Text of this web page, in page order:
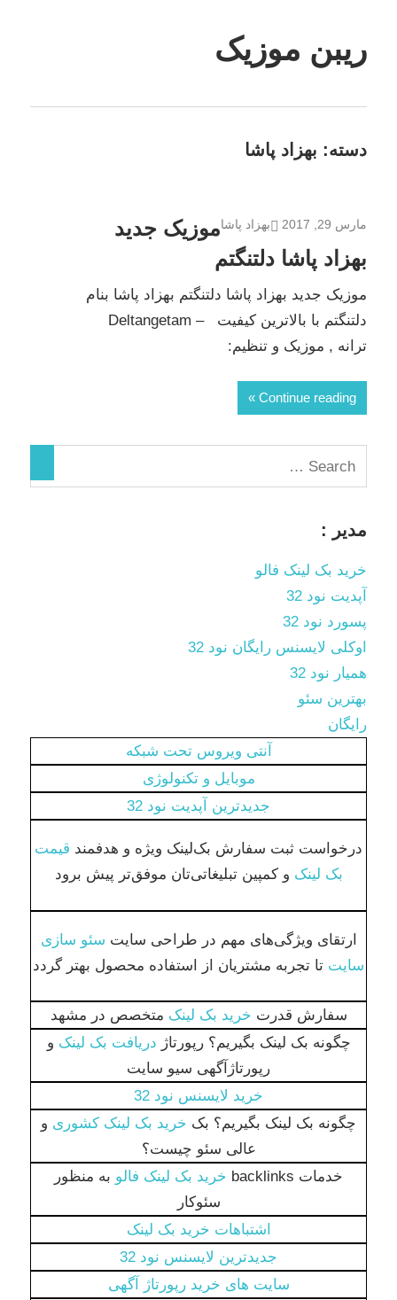
content
ریبن موزیک
mp3
دسته: بهزاد پاشا
مارس 29, 2017 بهزاد پاشاموزیک جدید
بهزاد پاشا دلتنگتم
موزیک جدید بهزاد پاشا دلتنگتم بهزاد پاشا بنام
دلتنگتم با بالاترین کیفیت – Deltangetam
ترانه , موزیک و تنظیم:
Continue reading
مدیر :
خرید بک لینک فالو
آپدیت نود 32
پسورد نود 32
اوکلی لایسنس رایگان نود 32
همیار نود 32
بهترین سئو
رایگان
آنتی ویروس تحت شبکه
موبایل و تکنولوژی
جدیدترین آپدیت نود 32
درخواست ثبت سفارش بک‌لینک ویژه و هدفمند قیمت
بک لینک و کمپین تبلیغاتی‌تان موفق‌تر پیش برود
ارتقای ویژگی‌های مهم در طراحی سایت سئو سازی
سایت تا تجربه مشتریان از استفاده محصول بهتر گردد
سفارش قدرت خرید بک لینک متخصص در مشهد
چگونه بک لینک بگیریم؟ رپورتاژ دریافت بک لینک و
رپورتاژآگهی سیو سایت
خرید لایسنس نود 32
چگونه بک لینک بگیریم؟ بک خرید بک لینک کشوری و
عالی سئو چیست؟
خدمات backlinks
خرید بک لینک فالو به منظور
سئوکار
اشتباهات خرید بک لینک
جدیدترین لایسنس نود 32
سایت های خرید رپورتاژ آگهی